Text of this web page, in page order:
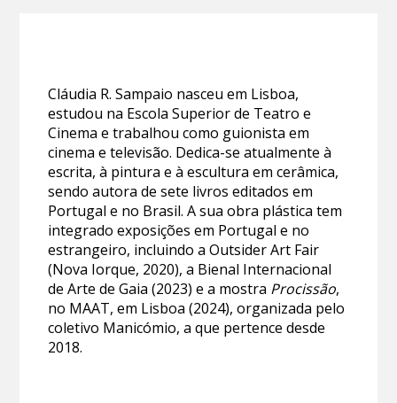
Cláudia R. Sampaio nasceu em Lisboa,
estudou na Escola Superior de Teatro e
Cinema e trabalhou como guionista em
cinema e televisão. Dedica-se atualmente à
escrita, à pintura e à escultura em cerâmica,
sendo autora de sete livros editados em
Portugal e no Brasil. A sua obra plástica tem
integrado exposições em Portugal e no
estrangeiro, incluindo a Outsider Art Fair
(Nova Iorque, 2020), a Bienal Internacional
de Arte de Gaia (2023) e a mostra Procissão,
no MAAT, em Lisboa (2024), organizada pelo
coletivo Manicómio, a que pertence desde
2018.